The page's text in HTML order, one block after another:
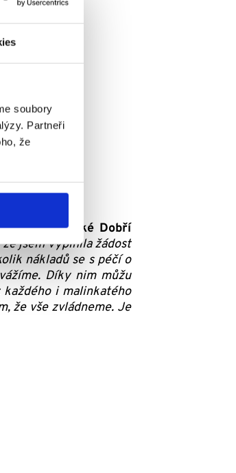
soubory
Partneři
že
pomáhají také Dobří
jsem vyplnila žádost
nákladů se s péčí o
Díky nim můžu
i malinkatého
že vše zvládneme. Je